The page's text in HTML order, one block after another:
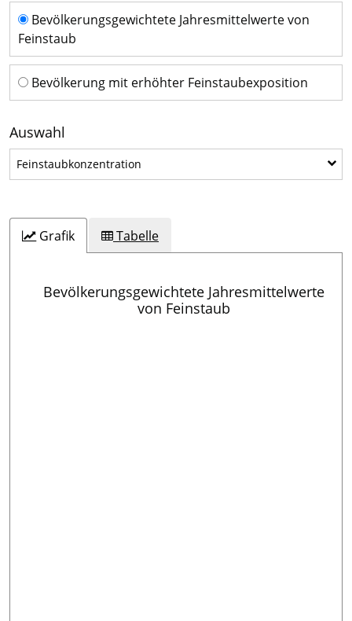
Zeitreihen
Bevölkerungsgewichtete Jahresmittelwerte von
Feinstaub
Bevölkerung mit erhöhter Feinstaubexposition
Auswahl
Feinstaubkonzentration
Grafik Tabelle
Bevölkerungsgewichtete Jahresmittelwerte
von Feinstaub